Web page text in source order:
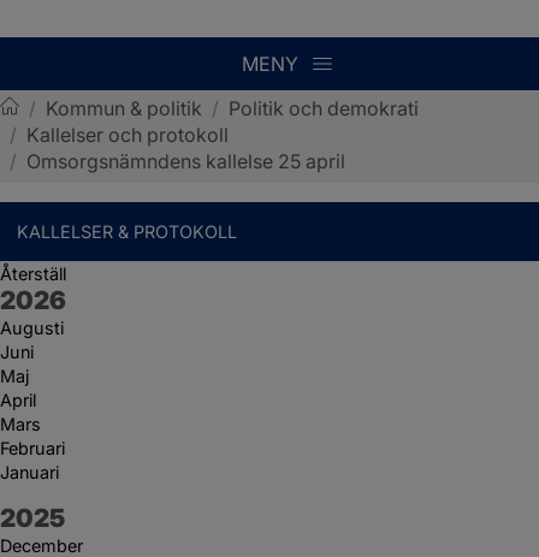
MENY
Sotenäs kommun
/ Kommun & politik / Politik och demokrati
/ Kallelser och protokoll
/ Omsorgsnämndens kallelse 25 april
KALLELSER & PROTOKOLL
Återställ
År:
2026
Augusti
Juni
Maj
April
Mars
Februari
Januari
År:
2025
December